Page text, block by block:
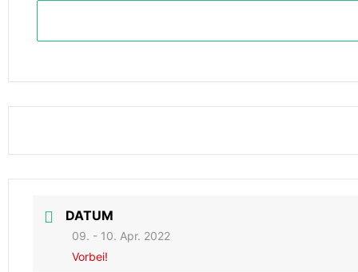
DATUM
09. - 10. Apr. 2022
Vorbei!